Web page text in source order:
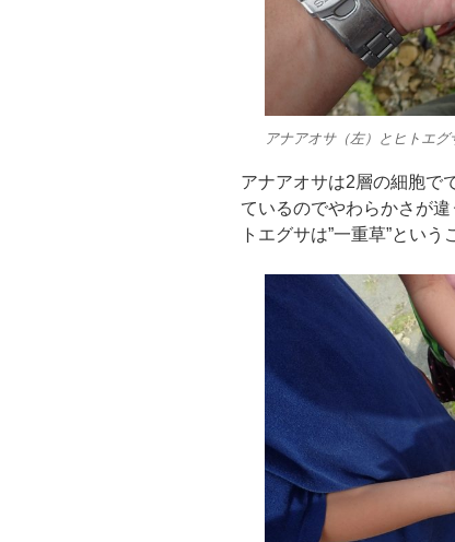
アナアオサ（左）とヒトエ
アナアオサは2層の細胞で
ているのでやわらかさが
トエグサは”一重草”という